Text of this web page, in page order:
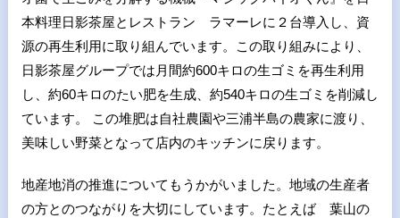
本料理日影茶屋とレストラン ラマーレに２台導入し、資
源の再生利用に取り組んでいます。この取り組みにより、
日影茶屋グループでは月間約600キロの生ゴミを再生利用
し、約60キロのたい肥を生成、約540キロの生ゴミを削減し
ています。 この堆肥は自社農園や三浦半島の農家に渡り、
美味しい野菜となって店内のキッチンに戻ります。
地産地消の推進についてもうかがいました。地域の生産者
の方とのつながりを大切にしています。たとえば 葉山の